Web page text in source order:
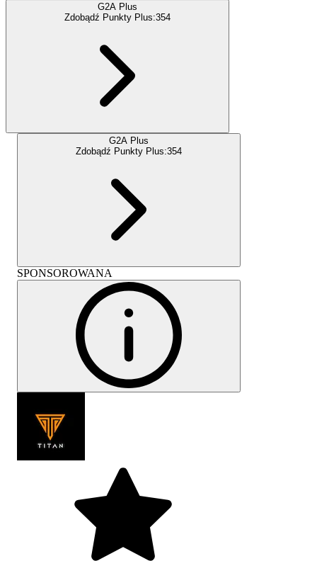
G2A Plus
Zdobądź Punkty Plus:354
G2A Plus
Zdobądź Punkty Plus:354
SPONSOROWANA